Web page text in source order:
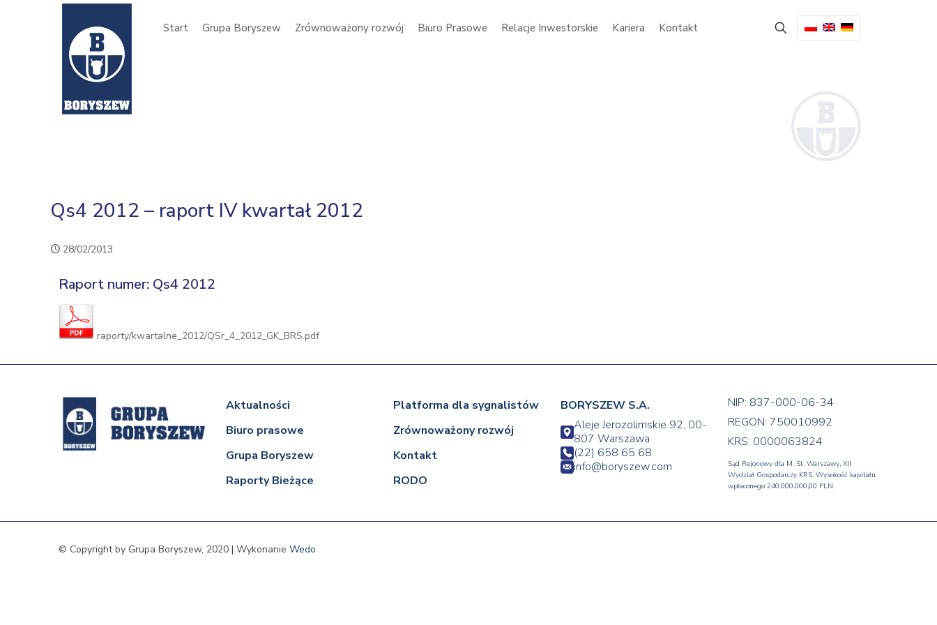
Start Grupa Boryszew Zrównoważony rozwój Biuro Prasowe Relacje Inwestorskie Kariera Kontakt
Qs4 2012 – raport IV kwartał 2012
28/02/2013
Raport numer: Qs4 2012
raporty/kwartalne_2012/QSr_4_2012_GK_BRS.pdf
Aktualności
Biuro prasowe
Grupa Boryszew
Raporty Bieżące
Platforma dla sygnalistów
Zrównoważony rozwój
Kontakt
RODO
BORYSZEW S.A.
Aleje Jerozolimskie 92, 00-
807 Warszawa
(22) 658 65 68
info@boryszew.com
NIP: 837-000-06-34
REGON: 750010992
KRS: 0000063824
Sąd Rejonowy dla M. St. Warszawy, XII
Wydział Gospodarczy KRS. Wysokość kapitału
wpłaconego 240.000.000,00 PLN.
© Copyright by Grupa Boryszew, 2020 | Wykonanie Wedo